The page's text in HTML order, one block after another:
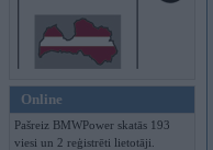
Online
Pašreiz BMWPower skatās 193
viesi un 2 reģistrēti lietotāji.